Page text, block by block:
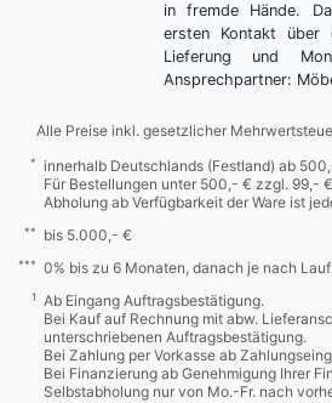
in fremde Hände.
ersten Kontakt über
Lieferung und
Ansprechpartner:
Alle Preise inkl. gesetzlicher
*
innerhalb Deutschlands (Festland) ab
Für Bestellungen unter 500,- € zzgl. 99,-
Abholung ab Verfügbarkeit der Ware ist
** bis 5.000,- €
*** 0% bis zu 6 Monaten, danach je nach
1
Ab Eingang Auftragsbestätigung.
Bei Kauf auf Rechnung mit abw.
unterschriebenen Auftragsbestätigung.
Bei Zahlung per Vorkasse ab
Bei Finanzierung ab Genehmigung Ihrer
Selbstabholung nur von Mo.-Fr. nach